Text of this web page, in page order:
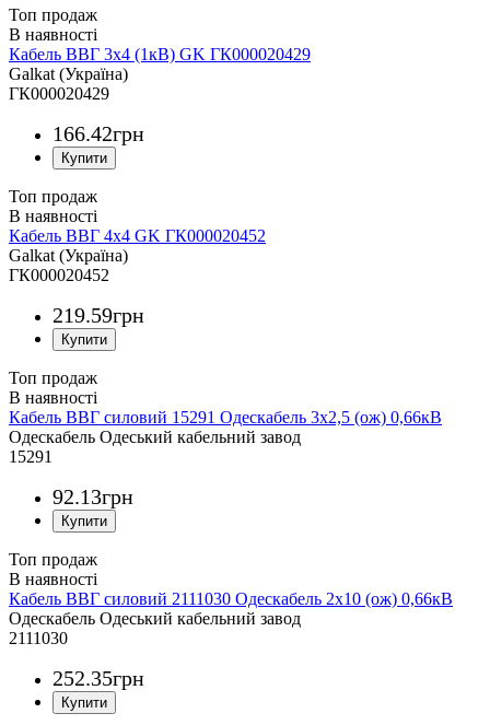
Топ продаж
Кабель ВВГ 3х4 (1кВ) GK ГК000020429
Galkat (Україна)
ГК000020429
166.42грн
Топ продаж
Кабель ВВГ 4х4 GK ГК000020452
Galkat (Україна)
ГК000020452
219.59грн
Топ продаж
Кабель ВВГ силовий 15291 Одескабель 3x2,5 (ож) 0,66кВ
Одескабель Одеський кабельний завод
15291
92.13грн
Топ продаж
Кабель ВВГ силовий 2111030 Одескабель 2x10 (ож) 0,66кВ
Одескабель Одеський кабельний завод
2111030
252.35грн